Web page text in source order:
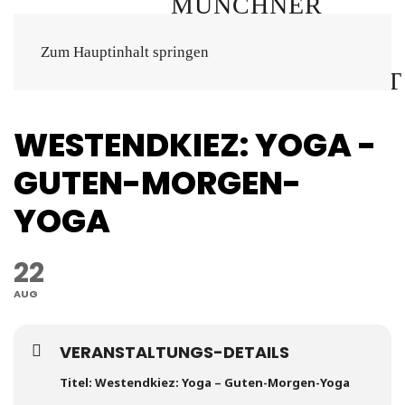
Zum Hauptinhalt springen
WESTENDKIEZ: YOGA -
GUTEN-MORGEN-
YOGA
22
AUG
VERANSTALTUNGS-DETAILS
Titel: Westendkiez: Yoga – Guten-Morgen-Yoga